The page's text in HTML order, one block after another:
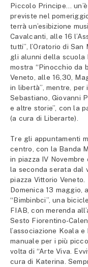
Piccolo Principe…
previste nel
terrà un’esibizione
Cavalcanti, alle 16
tutti”, l’Oratorio di
gli alunni della scuola
mostra “Pinocchio da
Veneto, alle 16,30,
in libertà”, mentre,
Sebastiano, Giovanni
e altre storie”, con la
(a cura di Liberarte).
Tre gli appuntamenti
centro, con la Banda
in piazza IV
la seconda serata dal
piazza Vittorio Veneto.
Domenica 13 maggio,
“Bimbinbci”, una
FIAB, con merenda
Sesto Fiorentino-
l’associazione Koala
manuale per i più
volta di “Arte Viva.
cura di Katerina.